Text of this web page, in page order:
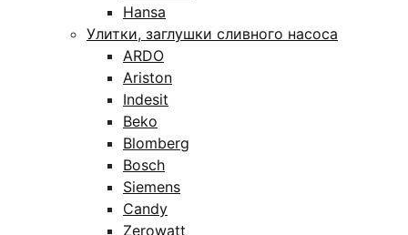
Hansa
Улитки, заглушки сливного насоса
ARDO
Ariston
Indesit
Beko
Blomberg
Bosch
Siemens
Candy
Zerowatt